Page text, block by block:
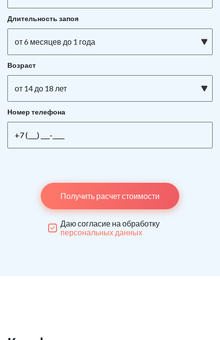
Длительность запоя
от 6 месяцев до 1 года
Возраст
от 14 до 18 лет
Номер телефона
Получить расчет стоимости
Даю согласие на обработку
персональных данных